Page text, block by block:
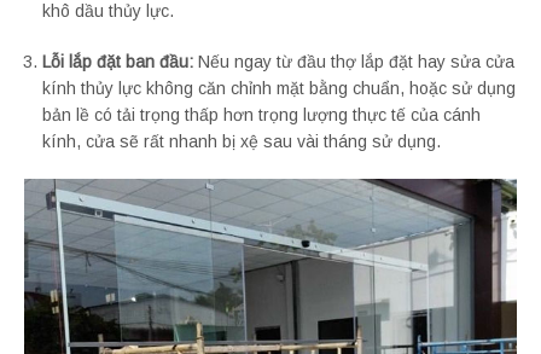
khô dầu thủy lực.
Lỗi lắp đặt ban đầu: Nếu ngay từ đầu thợ lắp đặt hay sửa cửa
kính thủy lực không căn chỉnh mặt bằng chuẩn, hoặc sử dụng
bản lề có tải trọng thấp hơn trọng lượng thực tế của cánh
kính, cửa sẽ rất nhanh bị xệ sau vài tháng sử dụng.